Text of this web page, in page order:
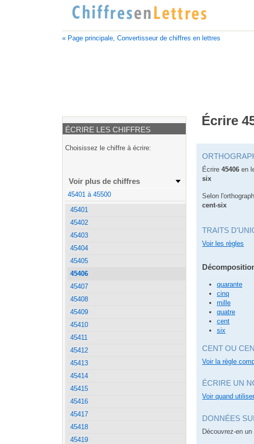
« Page principale, Convertisseur de chiffres en lettres
Écrire
Écrire45406 en
six
Selon
cent-six
TRAITS
Voir les règles
quarante
cinq
mille
quatre
cent
six
CENT OU
Voir la règle
ÉCRIRE UN
Voir quand
DONNÉES
Découvrez-en
ÉCRIRE LES CHIFFRES
Choisissez le chiffre à écrire:
Voir plus de chiffres
45401 à 45500
45401
45402
45403
45404
45405
45406
45407
45408
45409
45410
45411
45412
45413
45414
45415
45416
45417
45418
45419